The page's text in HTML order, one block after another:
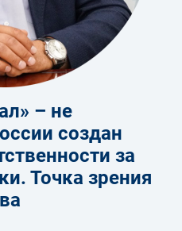
– не
создан
за
Точка зрения